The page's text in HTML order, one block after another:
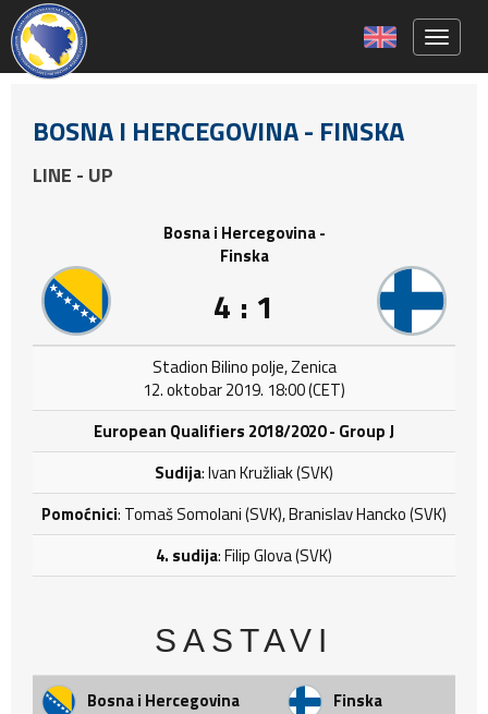
BOSNA I HERCEGOVINA - FINSKA
LINE - UP
Bosna i Hercegovina -
Finska
4 : 1
Stadion Bilino polje, Zenica
12. oktobar 2019. 18:00 (CET)
European Qualifiers 2018/2020 - Group J
Sudija: Ivan Kružliak (SVK)
Pomoćnici: Tomaš Somolani (SVK), Branislav Hancko (SVK)
4. sudija: Filip Glova (SVK)
SASTAVI
Bosna i Hercegovina
Finska